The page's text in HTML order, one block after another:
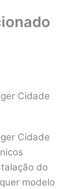
Cidade
Cidade
do
modelo